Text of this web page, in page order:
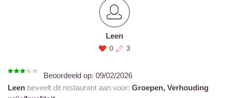
Leen
0 3
Beoordeeld op: 09/02/2026
Leen beveelt dit restaurant aan voor: Groepen, Verhouding